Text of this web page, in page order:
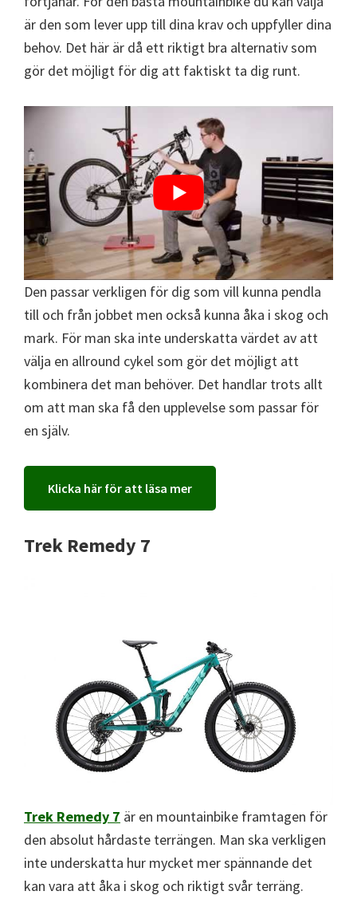
är den som lever upp till dina krav och uppfyller dina
behov. Det här är då ett riktigt bra alternativ som
gör det möjligt för dig att faktiskt ta dig runt.
Den passar verkligen för dig som vill kunna pendla
till och från jobbet men också kunna åka i skog och
mark. För man ska inte underskatta värdet av att
välja en allround cykel som gör det möjligt att
kombinera det man behöver. Det handlar trots allt
om att man ska få den upplevelse som passar för
en själv.
Klicka här för att läsa mer
Trek Remedy 7
Trek Remedy 7 är en mountainbike framtagen för
den absolut hårdaste terrängen. Man ska verkligen
inte underskatta hur mycket mer spännande det
kan vara att åka i skog och riktigt svår terräng.